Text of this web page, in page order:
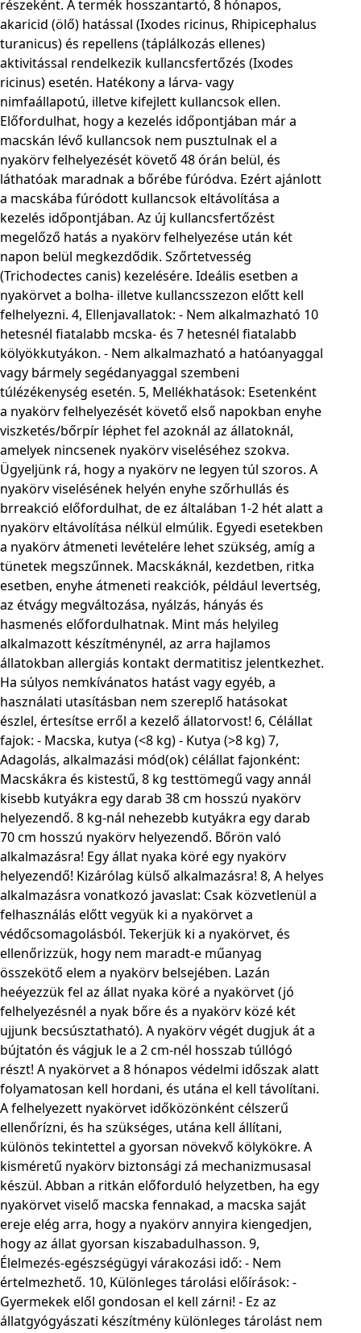
részeként. A termék hosszantartó, 8 hónapos,
akaricid (ölő) hatással (Ixodes ricinus, Rhipicephalus
turanicus) és repellens (táplálkozás ellenes)
aktivitással rendelkezik kullancsfertőzés (Ixodes
ricinus) esetén. Hatékony a lárva- vagy
nimfaállapotú, illetve kifejlett kullancsok ellen.
Előfordulhat, hogy a kezelés időpontjában már a
macskán lévő kullancsok nem pusztulnak el a
nyakörv felhelyezését követő 48 órán belül, és
láthatóak maradnak a bőrébe fúródva. Ezért ajánlott
a macskába fúródott kullancsok eltávolítása a
kezelés időpontjában. Az új kullancsfertőzést
megelőző hatás a nyakörv felhelyezése után két
napon belül megkezdődik. Szőrtetvesség
(Trichodectes canis) kezelésére. Ideális esetben a
nyakörvet a bolha- illetve kullancsszezon előtt kell
felhelyezni. 4, Ellenjavallatok: - Nem alkalmazható 10
hetesnél fiatalabb mcska- és 7 hetesnél fiatalabb
kölyökkutyákon. - Nem alkalmazható a hatóanyaggal
vagy bármely segédanyaggal szembeni
túlézékenység esetén. 5, Mellékhatások: Esetenként
a nyakörv felhelyezését követő első napokban enyhe
viszketés/bőrpír léphet fel azoknál az állatoknál,
amelyek nincsenek nyakörv viseléséhez szokva.
Ügyeljünk rá, hogy a nyakörv ne legyen túl szoros. A
nyakörv viselésének helyén enyhe szőrhullás és
brreakció előfordulhat, de ez általában 1-2 hét alatt a
nyakörv eltávolítása nélkül elmúlik. Egyedi esetekben
a nyakörv átmeneti levételére lehet szükség, amíg a
tünetek megszűnnek. Macskáknál, kezdetben, ritka
esetben, enyhe átmeneti reakciók, például levertség,
az étvágy megváltozása, nyálzás, hányás és
hasmenés előfordulhatnak. Mint más helyileg
alkalmazott készítménynél, az arra hajlamos
állatokban allergiás kontakt dermatitisz jelentkezhet.
Ha súlyos nemkívánatos hatást vagy egyéb, a
használati utasításban nem szereplő hatásokat
észlel, értesítse erről a kezelő állatorvost! 6, Célállat
fajok: - Macska, kutya (<8 kg) - Kutya (>8 kg) 7,
Adagolás, alkalmazási mód(ok) célállat fajonként:
Macskákra és kistestű, 8 kg testtömegű vagy annál
kisebb kutyákra egy darab 38 cm hosszú nyakörv
helyezendő. 8 kg-nál nehezebb kutyákra egy darab
70 cm hosszú nyakörv helyezendő. Bőrön való
alkalmazásra! Egy állat nyaka köré egy nyakörv
helyezendő! Kizárólag külső alkalmazásra! 8, A helyes
alkalmazásra vonatkozó javaslat: Csak közvetlenül a
felhasználás előtt vegyük ki a nyakörvet a
védőcsomagolásból. Tekerjük ki a nyakörvet, és
ellenőrizzük, hogy nem maradt-e műanyag
összekötő elem a nyakörv belsejében. Lazán
heéyezzük fel az állat nyaka köré a nyakörvet (jó
felhelyezésnél a nyak bőre és a nyakörv közé két
ujjunk becsúsztatható). A nyakörv végét dugjuk át a
bújtatón és vágjuk le a 2 cm-nél hosszab túllógó
részt! A nyakörvet a 8 hónapos védelmi időszak alatt
folyamatosan kell hordani, és utána el kell távolítani.
A felhelyezett nyakörvet időközönként célszerű
ellenőrízni, és ha szükséges, utána kell állítani,
különös tekintettel a gyorsan növekvő kölykökre. A
kisméretű nyakörv biztonsági zá mechanizmusasal
készül. Abban a ritkán előforduló helyzetben, ha egy
nyakörvet viselő macska fennakad, a macska saját
ereje elég arra, hogy a nyakörv annyira kiengedjen,
hogy az állat gyorsan kiszabadulhasson. 9,
Élelmezés-egészségügyi várakozási idő: - Nem
értelmezhető. 10, Különleges tárolási előírások: -
Gyermekek elől gondosan el kell zárni! - Ez az
állatgyógyászati készítmény különleges tárolást nem